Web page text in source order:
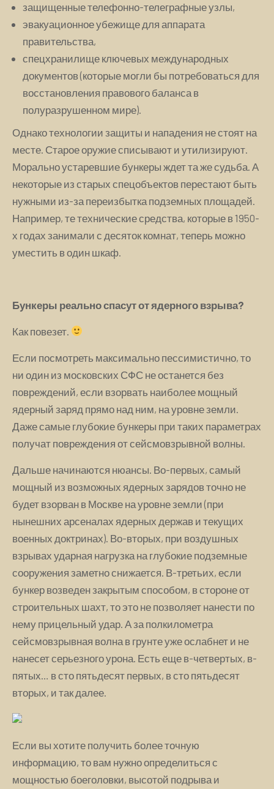
защищенные телефонно-телеграфные узлы,
эвакуационное убежище для аппарата
правительства,
спецхранилище ключевых международных
документов (которые могли бы потребоваться для
восстановления правового баланса в
полуразрушенном мире).
Однако технологии защиты и нападения не стоят на
месте. Старое оружие списывают и утилизируют.
Морально устаревшие бункеры ждет та же судьба. А
некоторые из старых спецобъектов перестают быть
нужными из-за переизбытка подземных площадей.
Например, те технические средства, которые в 1950-
х годах занимали с десяток комнат, теперь можно
уместить в один шкаф.
Бункеры реально спасут от ядерного взрыва?
Как повезет.
Если посмотреть максимально пессимистично, то
ни один из московских СФС не останется без
повреждений, если взорвать наиболее мощный
ядерный заряд прямо над ним, на уровне земли.
Даже самые глубокие бункеры при таких параметрах
получат повреждения от сейсмовзрывной волны.
Дальше начинаются нюансы. Во-первых, самый
мощный из возможных ядерных зарядов точно не
будет взорван в Москве на уровне земли (при
нынешних арсеналах ядерных держав и текущих
военных доктринах). Во-вторых, при воздушных
взрывах ударная нагрузка на глубокие подземные
сооружения заметно снижается. В-третьих, если
бункер возведен закрытым способом, в стороне от
строительных шахт, то это не позволяет нанести по
нему прицельный удар. А за полкилометра
сейсмовзрывная волна в грунте уже ослабнет и не
нанесет серьезного урона. Есть еще в-четвертых, в-
пятых… в сто пятьдесят первых, в сто пятьдесят
вторых, и так далее.
Если вы хотите получить более точную
информацию, то вам нужно определиться с
мощностью боеголовки, высотой подрыва и